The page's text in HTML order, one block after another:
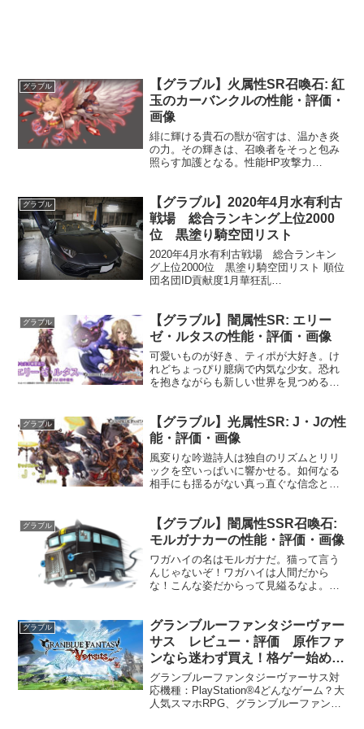
グラブル
【グラブル】火属性SR召喚石: 紅
玉のカーバンクルの性能・評価・
画像
緋に輝ける貴石の獣が宿すは、温かき炎
の力。その輝きは、召喚者をそっと包み
照らす加護となる。性能HP攻撃力
果時間: 3ターン〕味方全体の火属性ダメ
ージ30...
グラブル
【グラブル】2020年4月水有利古
戦場 総合ランキング上位2000
位 黒塗り騎空団リスト
2020年4月水有利古戦場 総合ランキン
グ上位2000位 黒塗り騎空団リスト 順位
団名団ID貢献度1月華狂乱
みん5252074822576...
グラブル
【グラブル】闇属性SR: エリー
ゼ・ルタスの性能・評価・画像
可愛いものが好き、ティポが大好き。け
れどちょっぴり臆病で内気な少女。恐れ
を抱きながらも新しい世界を見つめるそ
勇気とぬくもりを彼女にくれた。プロフ
ィール年齢：12歳身長：...
グラブル
【グラブル】光属性SR: J・Jの性
能・評価・画像
風変りな吟遊詩人は独自のリズムとリリ
ックを空いっぱいに響かせる。如何なる
相手にも揺るがない真っ直ぐな信念と、
を塗りつぶす。プロフィール年齢：24歳
身長：170cm種族：ヒ...
グラブル
【グラブル】闇属性SSR召喚石:
モルガナカーの性能・評価・画像
ワガハイの名はモルガナだ。猫って言う
んじゃないぞ！ワガハイは人間だから
な！こんな姿だからって見縊るなよ。困
るか？ふっふっふ、ついにこれを見せる
時が来てしまったな。もるが...
グラブル
グランブルーファンタジーヴァー
サス レビュー・評価 原作ファ
ンなら迷わず買え！格ゲー始める
ならこの作品しかありえない！
グランブルーファンタジーヴァーサス対
応機種：PlayStation®4どんなゲーム？大
人気スマホRPG、グランブルーファンタ